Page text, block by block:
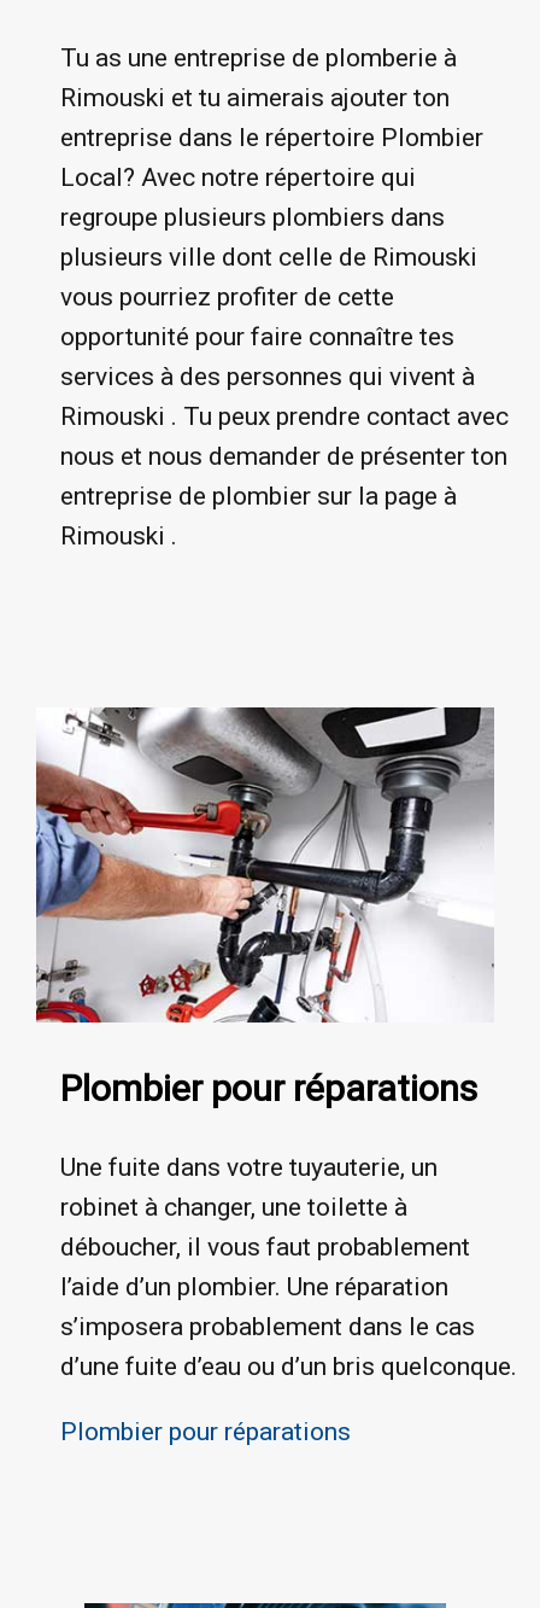
Tu as une entreprise de plomberie à
Rimouski et tu aimerais ajouter ton
entreprise dans le répertoire Plombier
Local? Avec notre répertoire qui
regroupe plusieurs plombiers dans
plusieurs ville dont celle de Rimouski
vous pourriez profiter de cette
opportunité pour faire connaître tes
services à des personnes qui vivent à
Rimouski . Tu peux prendre contact avec
nous et nous demander de présenter ton
entreprise de plombier sur la page à
Rimouski .
Plombier pour réparations
Une fuite dans votre tuyauterie, un
robinet à changer, une toilette à
déboucher, il vous faut probablement
l’aide d’un plombier. Une réparation
s’imposera probablement dans le cas
d’une fuite d’eau ou d’un bris quelconque.
Plombier pour réparations